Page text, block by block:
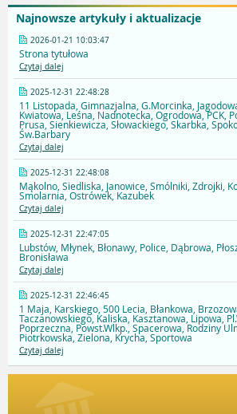
Najnowsze artykuły i aktualizacje
2026-01-21 10:03:47
Strona tytułowa
Czytaj dalej
2025-12-31 22:48:28
11 Listopada, Gimnazjalna, G.Morcinka,
Kwiatowa, Leśna, Nadnotecka, Ogrodowa, PCK,
Prusa, Sienkiewicza, Słowackiego, Skarbka,
Św.Barbary
Czytaj dalej
2025-12-31 22:48:08
Mąkolno, Siedliska, Janowice, Smólniki, Zdrojki,
Smolarnia, Ostrówek, Kazubek
Czytaj dalej
2025-12-31 22:47:05
Lubstów, Młynek, Błonawy, Police, Dąbrowa,
Bronisława
Czytaj dalej
2025-12-31 22:46:45
1 Maja, Karskiego, 500 Lecia, Błankowa,
Taczanowskiego, Kaliska, Kasztanowa, Lipowa,
Poprzeczna, Powst.Wlkp., Spacerowa, Rodziny
Piotrkowska, Zielona, Krycha, Sportowa
Czytaj dalej